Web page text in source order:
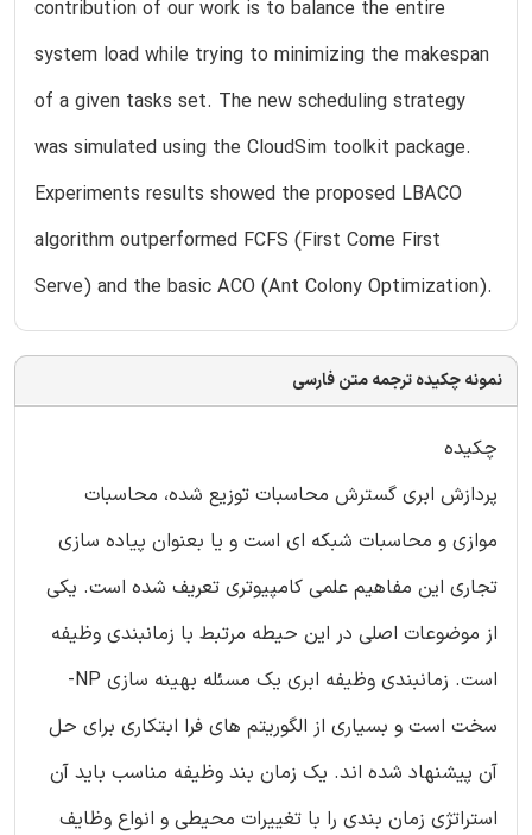
contribution of our work is to balance the entire
system load while trying to minimizing the makespan
of a given tasks set. The new scheduling strategy
was simulated using the CloudSim toolkit package.
Experiments results showed the proposed LBACO
algorithm outperformed FCFS (First Come First
Serve) and the basic ACO (Ant Colony Optimization).
نمونه چکیده ترجمه متن فارسی
چکیده
پردازش ابری گسترش محاسبات توزیع شده، محاسبات
موازی و محاسبات شبکه ای است و یا بعنوان پیاده سازی
تجاری این مفاهیم علمی کامپیوتری تعریف شده است. یکی
از موضوعات اصلی در این حیطه مرتبط با زمانبندی وظیفه
است. زمانبندی وظیفه ابری یک مسئله بهینه سازی NP-
سخت است و بسیاری از الگوریتم های فرا ابتکاری برای حل
آن پیشنهاد شده اند. یک زمان بند وظیفه مناسب باید آن
استراتژی زمان بندی را با تغییرات محیطی و انواع وظایف